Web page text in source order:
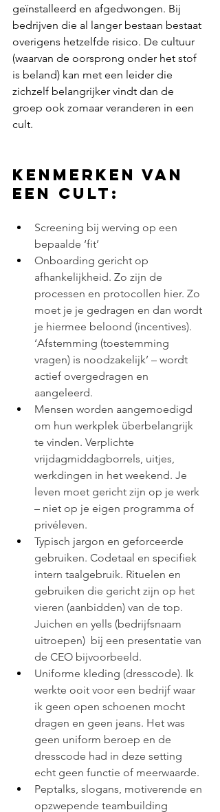
geïnstalleerd en afgedwongen. Bij
bedrijven die al langer bestaan bestaat
overigens hetzelfde risico. De cultuur
(waarvan de oorsprong onder het stof
is beland) kan met een leider die
zichzelf belangrijker vindt dan de
groep ook zomaar veranderen in een
cult.
Kenmerken van
een cult:
Screening bij werving op een
bepaalde ‘fit’
Onboarding gericht op
afhankelijkheid. Zo zijn de
processen en protocollen hier. Zo
moet je je gedragen en dan wordt
je hiermee beloond (incentives).
‘Afstemming (toestemming
vragen) is noodzakelijk’ – wordt
actief overgedragen en
aangeleerd.
Mensen worden aangemoedigd
om hun werkplek überbelangrijk
te vinden. Verplichte
vrijdagmiddagborrels, uitjes,
werkdingen in het weekend. Je
leven moet gericht zijn op je werk
– niet op je eigen programma of
privéleven.
Typisch jargon en geforceerde
gebruiken. Codetaal en specifiek
intern taalgebruik. Rituelen en
gebruiken die gericht zijn op het
vieren (aanbidden) van de top.
Juichen en yells (bedrijfsnaam
uitroepen)  bij een presentatie van
de CEO bijvoorbeeld.
Uniforme kleding (dresscode). Ik
werkte ooit voor een bedrijf waar
ik geen open schoenen mocht
dragen en geen jeans. Het was
geen uniform beroep en de
dresscode had in deze setting
echt geen functie of meerwaarde.
Peptalks, slogans, motiverende en
opzwepende teambuilding